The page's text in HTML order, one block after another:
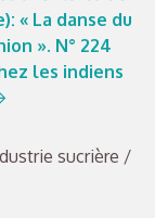
« La danse du
». N° 224
les indiens
sucrière /